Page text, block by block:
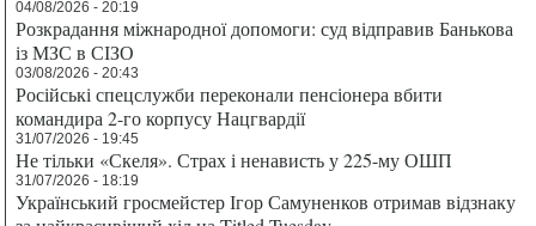
04/08/2026 - 20:19
Розкрадання міжнародної допомоги: суд відправив Банькова
із МЗС в СІЗО
03/08/2026 - 20:43
Російські спецслужби переконали пенсіонера вбити
командира 2-го корпусу Нацгвардії
31/07/2026 - 19:45
Не тільки «Скеля». Страх і ненависть у 225-му ОШП
31/07/2026 - 18:19
Український гросмейстер Ігор Самуненков отримав відзнаку